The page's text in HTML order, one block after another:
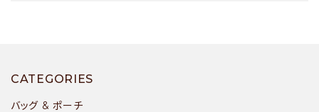
キーワード
CATEGORIES
バッグ & ポーチ